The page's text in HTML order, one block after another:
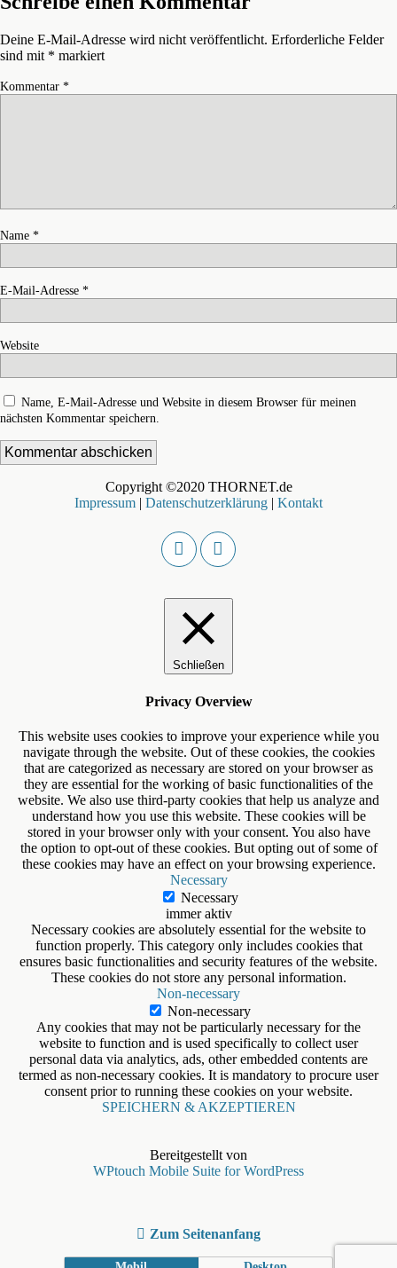
Deine E-Mail-Adresse wird nicht veröffentlicht. Erforderliche Felder
sind mit * markiert
Kommentar *
Name *
E-Mail-Adresse *
Website
Name, E-Mail-Adresse und Website in diesem Browser für meinen
nächsten Kommentar speichern.
Copyright ©2020 THORNET.de
Impressum | Datenschutzerklärung | Kontakt
Schließen
Privacy Overview
This website uses cookies to improve your experience while you
navigate through the website. Out of these cookies, the cookies
that are categorized as necessary are stored on your browser as
they are essential for the working of basic functionalities of the
website. We also use third-party cookies that help us analyze and
understand how you use this website. These cookies will be
stored in your browser only with your consent. You also have
the option to opt-out of these cookies. But opting out of some of
these cookies may have an effect on your browsing experience.
Necessary
Necessary
immer aktiv
Necessary cookies are absolutely essential for the website to
function properly. This category only includes cookies that
ensures basic functionalities and security features of the website.
These cookies do not store any personal information.
Non-necessary
Non-necessary
Any cookies that may not be particularly necessary for the
website to function and is used specifically to collect user
personal data via analytics, ads, other embedded contents are
termed as non-necessary cookies. It is mandatory to procure user
consent prior to running these cookies on your website.
SPEICHERN & AKZEPTIEREN
Bereitgestellt von
WPtouch Mobile Suite for WordPress
Zum Seitenanfang